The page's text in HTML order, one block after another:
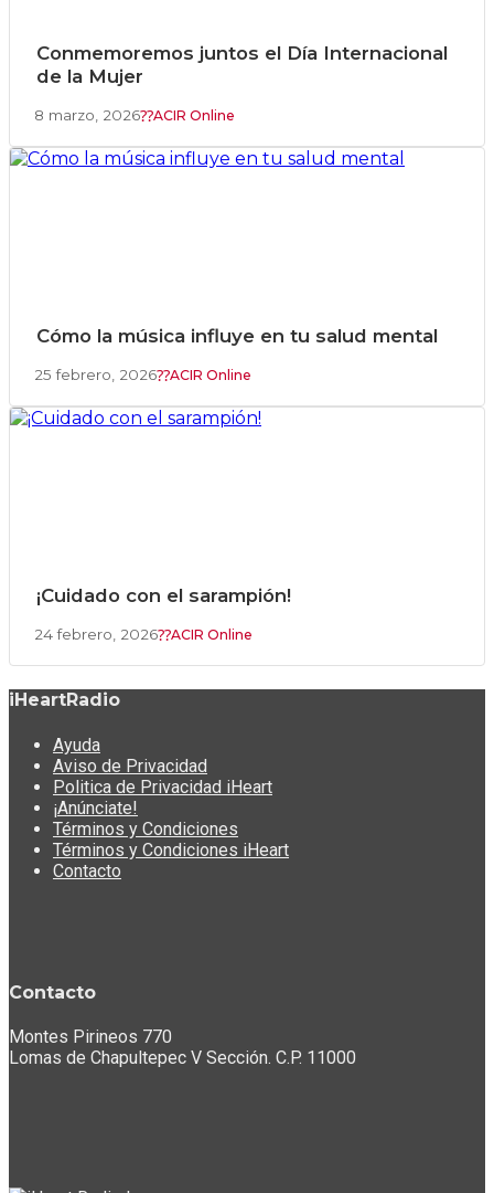
Conmemoremos juntos el Día Internacional
de la Mujer
8 marzo, 2026 ACIR Online
Cómo la música influye en tu salud mental
25 febrero, 2026 ACIR Online
¡Cuidado con el sarampión!
24 febrero, 2026 ACIR Online
iHeartRadio
Ayuda
Aviso de Privacidad
Politica de Privacidad iHeart
¡Anúnciate!
Términos y Condiciones
Términos y Condiciones iHeart
Contacto
Contacto
Montes Pirineos 770
Lomas de Chapultepec V Sección. C.P. 11000